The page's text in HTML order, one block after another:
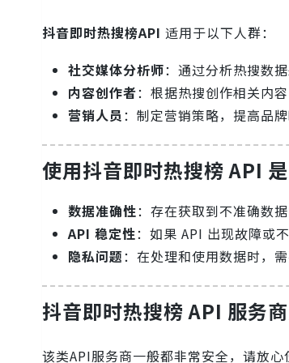
抖音即时热搜榜API 适用于以下人群：
社交媒体分析师：通过分析热搜数
内容创作者：根据热搜创作相关内
营销人员：制定营销策略，提高品牌
使用抖音即时热搜榜 API
数据准确性：存在获取到不准确数
API 稳定性：如果 API 出现故障或
隐私问题：在处理和使用数据时，
抖音即时热搜榜 API 服务商
该类API服务商一般都非常安全，请放心